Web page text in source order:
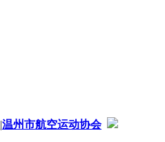
|温州市航空运动协会